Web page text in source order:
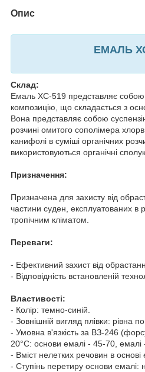
Опис
ЕМАЛЬ
Склад:
Емаль ХС-519 представляє
композицію, що складається з
Вона представляє собою
розчині омитого сополімера
канифолі в суміші органічних
використовуються органічні
Призначення:
Призначена для захисту від
частини суден, експлуатованих в
тропічним кліматом.
Переваги:
- Ефективний захист від
- Відповідність встановленій
Властивості:
- Колір: темно-синій.
- Зовнішній вигляд плівки: рівна
- Умовна в'язкість за ВЗ-246
20°C: основи емалі - 45-70, емалі
- Вміст нелетких речовин в
- Ступінь перетиру основи емалі: